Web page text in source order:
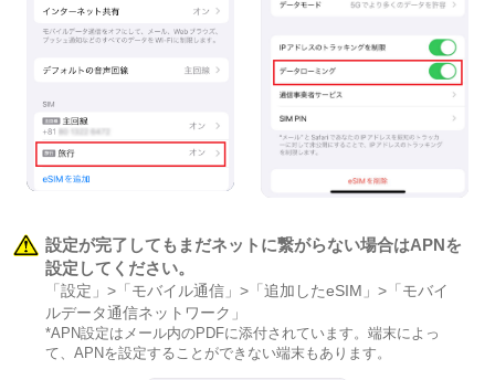
設定が完了してもまだネットに繋がらない場合はAPNを
設定してください。
「設定」>「モバイル通信」>「追加したeSIM」>「モバイ
ルデータ通信ネットワーク」
*APN設定はメール内のPDFに添付されています。端末によっ
て、APNを設定することができない端末もあります。